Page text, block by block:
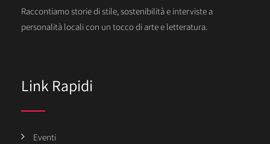
Raccontiamo storie di stile, sostenibilità e interviste a
personalità locali con un tocco di arte e letteratura.
Link Rapidi
Eventi